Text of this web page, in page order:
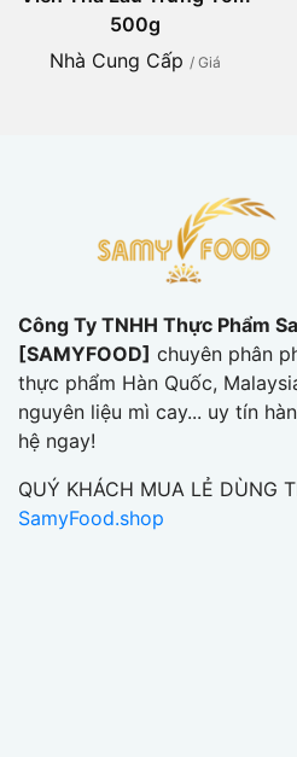
500g
Nhà Cung Cấp / Giá
Công Ty TNHH Thực Phẩm
[SAMYFOOD] chuyên phân
thực phẩm Hàn Quốc,
nguyên liệu mì cay... uy tín
hệ ngay!
QUÝ KHÁCH MUA LẺ DÙNG
SamyFood.shop